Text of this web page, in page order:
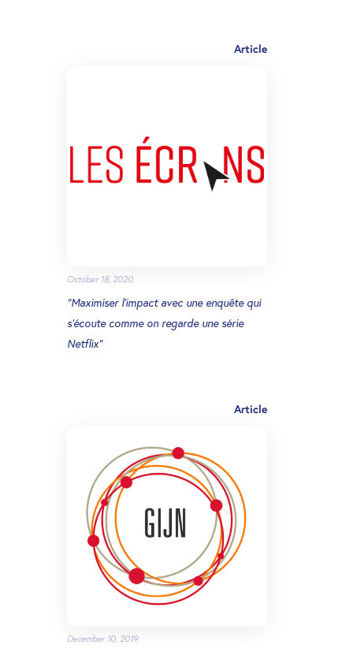
Article
October 18, 2020
“Maximiser l’impact avec une enquête qui
s’écoute comme on regarde une série
Netflix”
Article
December 10, 2019